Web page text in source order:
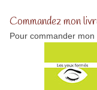
Commandez mon
Pour commander mon